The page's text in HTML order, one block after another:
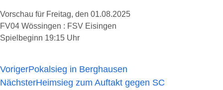
Vorschau für Freitag, den 01.08.2025
FV04 Wössingen : FSV Eisingen
Spielbeginn 19:15 Uhr
VorigerPokalsieg in Berghausen
NächsterHeimsieg zum Auftakt gegen SC